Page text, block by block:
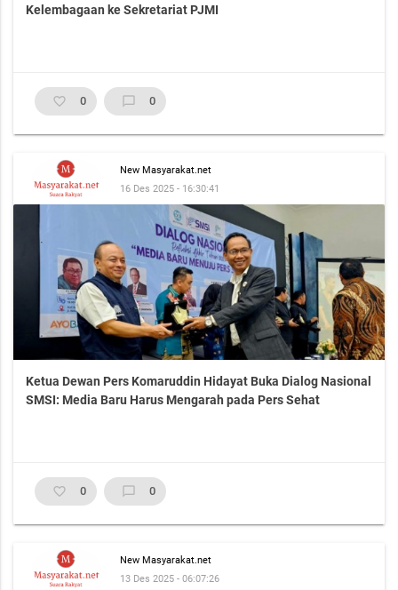
Kelembagaan ke Sekretariat PJMI
favorite_border 0 chat_bubble_outline 0
New Masyarakat.net
16 Des 2025 - 16:30:41
Ketua Dewan Pers Komaruddin Hidayat Buka Dialog Nasional
SMSI: Media Baru Harus Mengarah pada Pers Sehat
favorite_border 0 chat_bubble_outline 0
New Masyarakat.net
13 Des 2025 - 06:07:26